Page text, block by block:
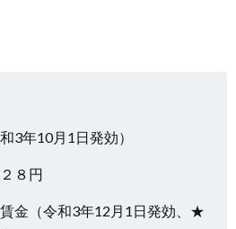
3年10月1日発効）
８円
金（令和3年12月1日発効、★